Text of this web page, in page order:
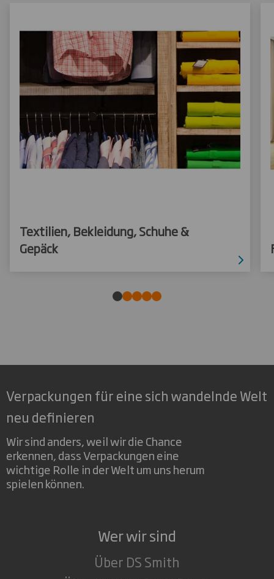
Textilien, Bekleidung, Schuhe &
Gepäck
Verpackungen für eine sich wandelnde Welt
neu definieren
Wir sind anders, weil wir die Chance
erkennen, dass Verpackungen eine
wichtige Rolle in der Welt um uns herum
spielen können.
Wer wir sind
Über DS Smith